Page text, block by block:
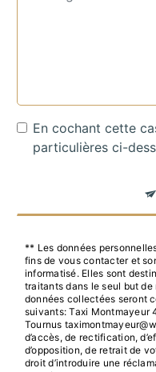
En cochant cette
particulières ci-
** Les données
fins de vous contacter et
informatisé. Elles sont
traitants dans le seul but
données collectées seront
suivants: Taxi Montmayeur
Tournus
d’accès, de rectification,
d’opposition, de retrait de
droit d’introduire une